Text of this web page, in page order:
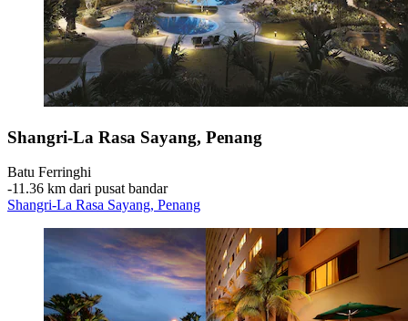
Shangri-La Rasa Sayang, Penang
Batu Ferringhi
‐11.36 km dari pusat bandar
Shangri-La Rasa Sayang, Penang